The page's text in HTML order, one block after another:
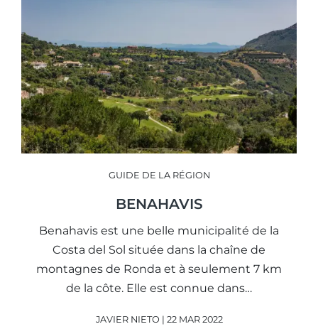
GUIDE DE LA RÉGION
BENAHAVIS
Benahavis est une belle municipalité de la
Costa del Sol située dans la chaîne de
montagnes de Ronda et à seulement 7 km
de la côte. Elle est connue dans…
JAVIER NIETO | 22 MAR 2022